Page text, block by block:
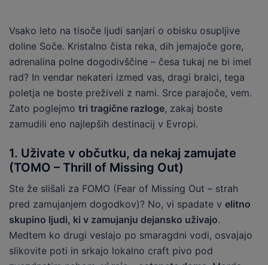
Vsako leto na tisoče ljudi sanjari o obisku osupljive
doline Soče. Kristalno čista reka, dih jemajoče gore,
adrenalina polne dogodivščine – česa tukaj ne bi imel
rad? In vendar nekateri izmed vas, dragi bralci, tega
poletja ne boste preživeli z nami. Srce parajoče, vem.
Zato poglejmo tri tragične razloge, zakaj boste
zamudili eno najlepših destinacij v Evropi.
1. Uživate v občutku, da nekaj zamujate
(TOMO – Thrill of Missing Out)
Ste že slišali za FOMO (Fear of Missing Out – strah
pred zamujanjem dogodkov)? No, vi spadate v elitno
skupino ljudi, ki v zamujanju dejansko uživajo.
Medtem ko drugi veslajo po smaragdni vodi, osvajajo
slikovite poti in srkajo lokalno craft pivo pod